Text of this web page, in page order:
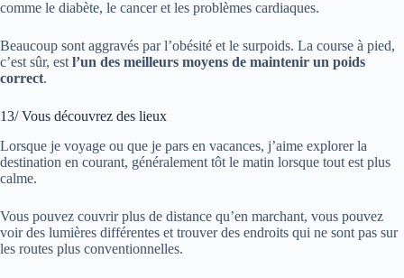
comme le diabète, le cancer et les problèmes cardiaques.
Beaucoup sont aggravés par l’obésité et le surpoids. La course à pied,
c’est sûr, estl’un des meilleurs moyens de maintenir un poids
correct.
13/ Vous découvrez des lieux
Lorsque je voyage ou que je pars en vacances, j’aime explorer la
destination en courant, généralement tôt le matin lorsque tout est plus
calme.
Vous pouvez couvrir plus de distance qu’en marchant, vous pouvez
voir des lumières différentes et trouver des endroits qui ne sont pas sur
les routes plus conventionnelles.